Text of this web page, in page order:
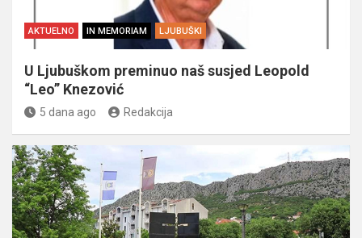
AKTUELNO IN MEMORIAM LJUBUŠKI
U Ljubuškom preminuo naš susjed Leopold
“Leo” Knezović
5 dana ago Redakcija